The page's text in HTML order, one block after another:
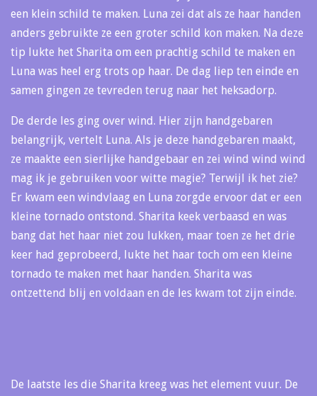
een klein schild te maken. Luna zei dat als ze haar handen
anders gebruikte ze een groter schild kon maken. Na deze
tip lukte het Sharita om een prachtig schild te maken en
Luna was heel erg trots op haar. De dag liep ten einde en
samen gingen ze tevreden terug naar het heksadorp.
De derde les ging over wind. Hier zijn handgebaren
belangrijk, vertelt Luna. Als je deze handgebaren maakt,
ze maakte een sierlijke handgebaar en zei wind wind wind
mag ik je gebruiken voor witte magie? Terwijl ik het zie?
Er kwam een windvlaag en Luna zorgde ervoor dat er een
kleine tornado ontstond. Sharita keek verbaasd en was
bang dat het haar niet zou lukken, maar toen ze het drie
keer had geprobeerd, lukte het haar toch om een kleine
tornado te maken met haar handen. Sharita was
ontzettend blij en voldaan en de les kwam tot zijn einde.
De laatste les die Sharita kreeg was het element vuur. De